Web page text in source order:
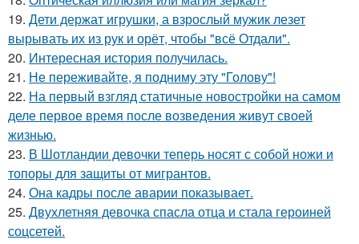
19. Дети держат игрушки, а взрослый мужик лезет
вырывать их из рук и орёт, чтобы "всё Отдали".
20. Интересная история получилась.
21. Не переживайте, я подниму эту "Голову"!
22. На первый взгляд статичные новостройки на самом
деле первое время после возведения живут своей
жизнью.
23. В Шотландии девочки теперь носят с собой ножи и
топоры для защиты от мигрантов.
24. Она кадры после аварии показывает.
25. Двухлетняя девочка спасла отца и стала героиней
соцсетей.